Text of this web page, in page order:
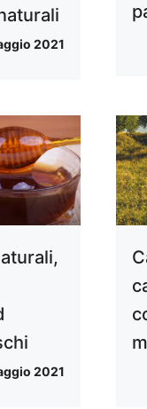
2021
2021